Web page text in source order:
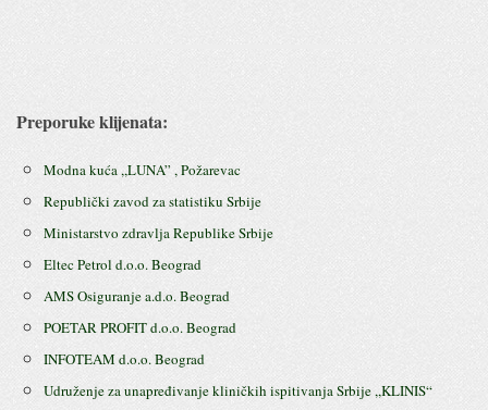
Preporuke klijenata:
Modna kuća ,,LUNA” , Požarevac
Republički zavod za statistiku Srbije
Ministarstvo zdravlja Republike Srbije
Eltec Petrol d.o.o. Beograd
AMS Osiguranje a.d.o. Beograd
POETAR PROFIT d.o.o. Beograd
INFOTEAM d.o.o. Beograd
Udruženje za unapređivanje kliničkih ispitivanja Srbije ,,KLINIS“